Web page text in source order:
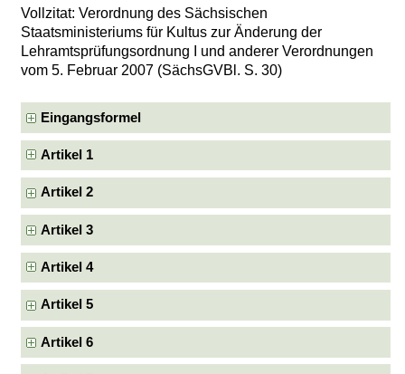
Vollzitat: Verordnung des Sächsischen
Staatsministeriums für Kultus zur Änderung der
Lehramtsprüfungsordnung I und anderer Verordnungen
vom 5. Februar 2007 (SächsGVBl. S. 30)
Eingangsformel
Artikel 1
Artikel 2
Artikel 3
Artikel 4
Artikel 5
Artikel 6